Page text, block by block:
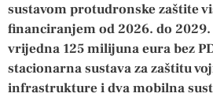
sustavom protudronske zaštite
financiranjem od 2026. do 2029.
vrijedna 125 milijuna eura bez
stacionarna sustava za zaštitu
infrastrukture i dva mobilna